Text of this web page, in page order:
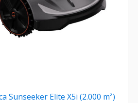
Sunseeker Elite X5i (2.000 m²)